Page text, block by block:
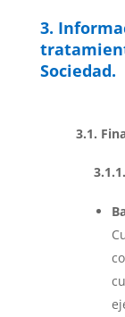
3.
Sociedad.
3.1.
3.1.1.